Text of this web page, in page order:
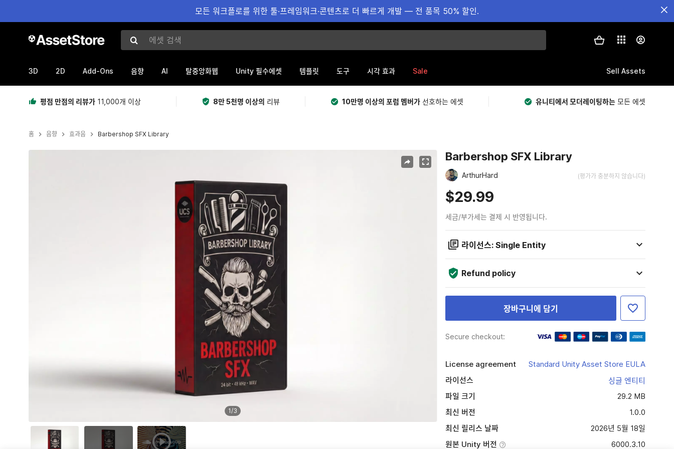
모든 워크플로를 위한 툴·프레임워크·콘텐츠로 더 빠르게 개발 — 전 품목 50% 할인.
에셋 검색
3D 2D Add-Ons 음향 AI 탈중앙화웹 Unity 필수에셋 템플릿 도구 시각 효과 Sale Sell Assets
평점 만점의 리뷰가 11,000개 이상 8만 5천명 이상의 리뷰 10만명 이상의 포럼 멤버가 선호하는 에셋 유니티에서 모더레이팅하는 모든 에셋
홈 음향 효과음 Barbershop SFX Library
1/3
Barbershop SFX Library
ArthurHard (평가가 충분하지 않습니다)
$29.99
세금/부가세는 결제 시 반영됩니다.
라이선스: Single Entity
Refund policy
장바구니에 담기
Secure checkout:
License agreement
Standard Unity Asset Store EULA
라이선스
싱글 엔티티
파일 크기
29.2 MB
최신 버전
1.0.0
최신 릴리스 날짜
2026년 5월 18일
원본 Unity 버전
6000.3.10